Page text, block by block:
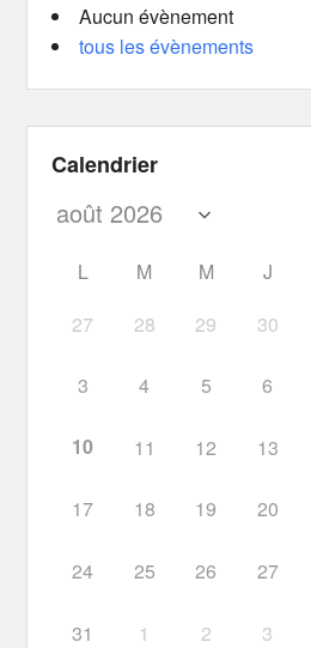
Aucun évènement
tous les évènements
Calendrier
L M M J
27
28 29 30
3 4 5 6
10 11 12 13
17 18 19 20
24 25 26 27
31 1 2 3